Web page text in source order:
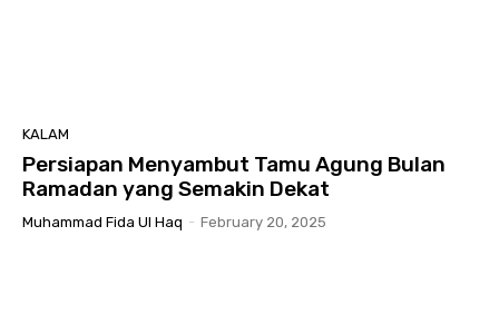
KALAM
Persiapan Menyambut Tamu Agung Bulan
Ramadan yang Semakin Dekat
Muhammad Fida Ul Haq - February 20, 2025